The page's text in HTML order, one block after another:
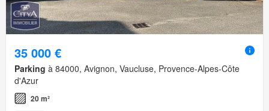
35 000 €
Parking à 84000, Avignon, Vaucluse, Provence-Alpes-Côte
d'Azur
20 m²